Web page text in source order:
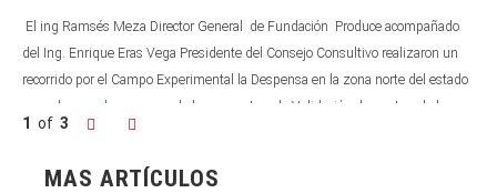
El ing Ramsés Meza Director General de Fundación Produce acompañado
del Ing. Enrique Eras Vega Presidente del Consejo Consultivo realizaron un
recorrido por el Campo Experimental la Despensa en la zona norte del estado
para observar los avances de los proyectos de Validación demostrando lo
siguiente:
1 of 3 Previo
MAS ARTÍCULOS